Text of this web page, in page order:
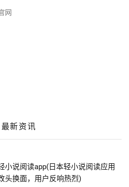
网
最新资讯
小说阅读app(日本轻小说阅读应用
头换面，用户反响热烈)